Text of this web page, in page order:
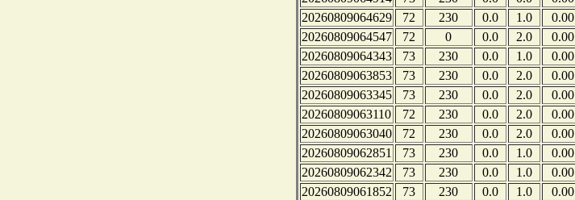
20260809064629
72 230 0.0 1.0 0.00
20260809064547
72 0 0.0 2.0 0.00
20260809064343
73 230 0.0 1.0 0.00
20260809063853
73 230 0.0 2.0 0.00
20260809063345
73 230 0.0 2.0 0.00
20260809063110
72 230 0.0 2.0 0.00
20260809063040
72 230 0.0 2.0 0.00
20260809062851
73 230 0.0 1.0 0.00
20260809062342
73 230 0.0 1.0 0.00
20260809061852
73 230 0.0 1.0 0.00